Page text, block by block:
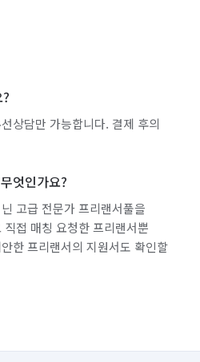
상담만 가능합니다. 결제 후의
엇인가요?
고급 전문가 프리랜서풀을
접 매칭 요청한 프리랜서뿐
한 프리랜서의 지원서도 확인할